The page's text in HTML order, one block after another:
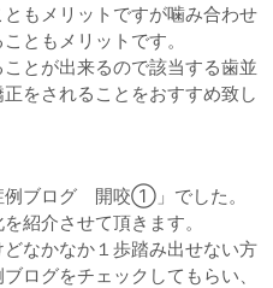
もメリットですが噛み合わせ
ともメリットです。
とが出来るので該当する歯並
をされることをおすすめ致し
例ブログ 開咬①」でした。
紹介させて頂きます。
なかなか１歩踏み出せない方
ログをチェックしてもらい、